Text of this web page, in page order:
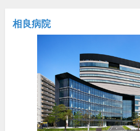
相良病院